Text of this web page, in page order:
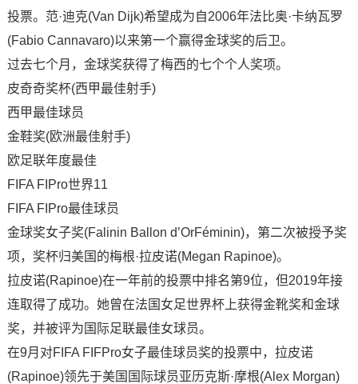
投票。范·迪克(Van Dijk)希望成为自2006年法比奥·卡纳瓦罗
(Fabio Cannavaro)以来第一个赢得金球奖的后卫。
过去七个月，金球奖获得了梅西的七个个人奖项。
皮奇奇奖杯(西甲最佳射手)
西甲最佳球员
金鞋奖(欧洲最佳射手)
欧足联年度最佳
FIFA FIPro世界11
FIFA FIPro最佳球员
金球奖女子奖(Falinin Ballon d’OrFéminin)，第二次被授予奖
项，奖杯归美国的梅根·拉皮诺(Megan Rapinoe)。
拉皮诺(Rapinoe)在一年前的投票中排名第9位，但2019年接
连取得了成功。她曾在法国女足世界杯上获得金靴奖和金球
奖，并被评为国际足联最佳女球员。
在9月对FIFA FIFPro女子最佳球员奖的投票中，拉皮诺
(Rapinoe)领先于美国国际球员亚历克斯·摩根(Alex Morgan)